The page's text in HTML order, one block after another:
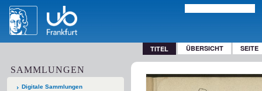
TITEL ÜBERSICHT SEITE
SAMMLUNGEN
Digitale Sammlungen